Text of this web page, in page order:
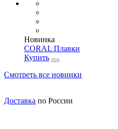
Новинка
CORAL Плавки
Купить
Смотреть все новинки
Доставка по России